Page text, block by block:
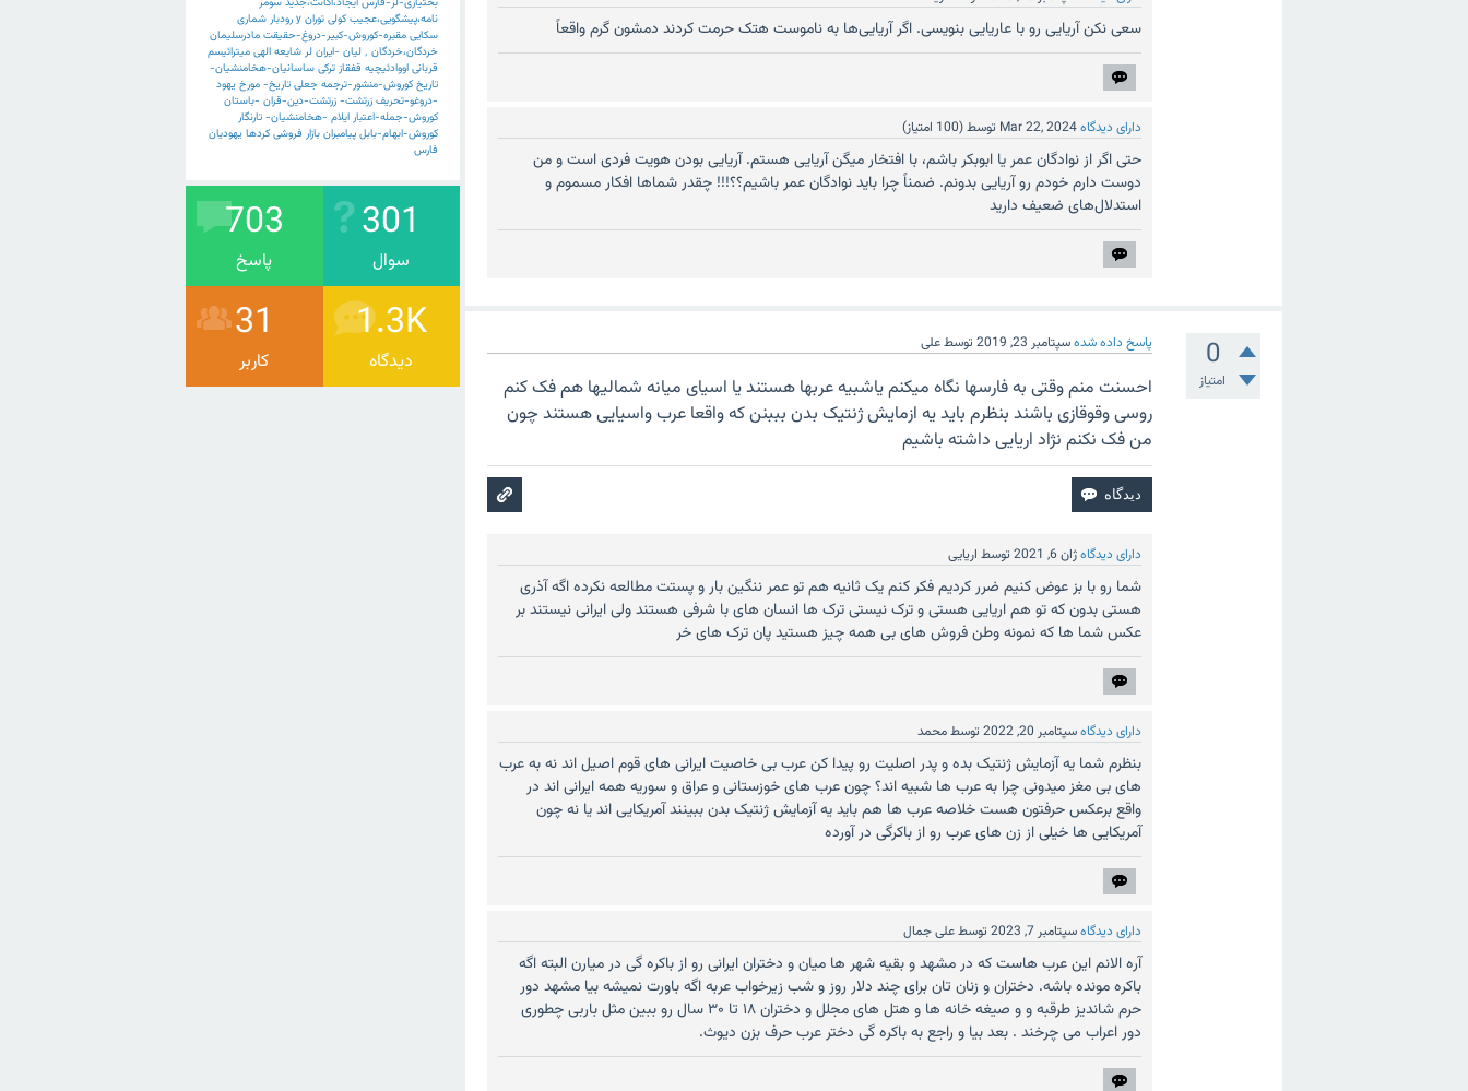
سعی نکن آریایی رو با عاریایی بنویسی. اگر آریایی‌ها به ناموست هتک حرمت کردند دمشون گرم واقعاً
دارای دیدگاهMar 22, 2024 توسط(
100 امتیاز)
حتی اگر از نوادگان عمر یا ابوبکر باشم، با افتخار میگن آریایی هستم. آریایی بودن هویت فردی است و من
دوست دارم خودم رو آریایی بدونم. ضمناً چرا باید نوادگان عمر باشیم؟؟!!! چقدر شماها افکار مسموم و
استدلال‌های ضعیف دارید
0
امتیاز
پاسخ داده شدهسپتامبر 23, 2019 توسطعلى
احسنت منم وقتی به فارسها نگاه میکنم یاشبیه عربها هستند یا اسیای میانه شمالیها هم فک کنم
روسی وقوقازی باشند بنظرم باید یه ازمایش ژنتیک بدن بببنن که واقعا عرب واسیایی هستند چون
من فک نکنم نژاد اریایی داشته باشیم
دارای دیدگاهژان 6, 2021 توسط اریایی
شما رو با بز عوض کنیم ضرر کردیم فکر کنم یک ثانیه هم تو عمر ننگین بار و پستت مطالعه نکرده اگه آذری
هستی بدون که تو هم اریایی هستی و ترک نیستی ترک ها انسان های با شرفی هستند ولی ایرانی نیستند بر
عکس شما ها که نمونه وطن فروش های بی همه چیز هستید پان ترک های خر
دارای دیدگاهسپتامبر 20, 2022 توسطمحمد
بنظرم شما یه آزمایش ژنتیک بده و پدر اصلیت رو پیدا کن عرب بی خاصیت ایرانی های قوم اصیل اند نه به عرب
های بی مغز میدونی چرا به عرب ها شبیه اند؟ چون عرب های خوزستانی و عراق و سوریه همه ایرانی اند در
واقع برعکس حرفتون هست خلاصه عرب ها هم باید یه آزمایش ژنتیک بدن ببینند آمریکایی اند یا نه چون
آمریکایی ها خیلی از زن های عرب رو از باکرگی در آورده
دارای دیدگاهسپتامبر 7, 2023 توسطعلی جمال
آره الانم این عرب هاست که در مشهد و بقیه شهر ها میان و دختران ایرانی رو از باکره گی در میارن البته اگه
باکره مونده باشه. دختران و زنان تان برای چند دلار روز و شب زیرخواب عربه اگه باورت نمیشه بیا مشهد دور
حرم شاندیز طرقبه و و صیغه خانه ها و هتل های مجلل و دختران ۱۸ تا ۳۰ سال رو ببین مثل باربی چطوری
دور اعراب می چرخند . بعد بیا و راجع به باکره گی دختر عرب حرف بزن دیوث.
نامه،پیشگویی،عجیب کولی توران y رودبار شماری
سکایی مقبره-کوروش-کبیر-دروغ-حقیقت مادرسلیمان
خردگان،خردگان ٬ لیان -ایران لر شایعه الهی میترائیسم
قربانی اووادئیچیه قفقاز ترکی ساسانیان-هخامنشیان-
تاریخ کوروش-منشور-ترجمه جعلی تاریخ- مورخ یهود
-دروغو-تحریف زرتشت- زرتشت-دین-قران -باستان
کوروش-جمله-اعتبار ایلام -هخامنشیان- تارنگار
کوروش-ابهام-بابل پیامبران بازار فروشی کردها یهودیان
فارس
301
سوال
703
پاسخ
1.3K
دیدگاه
31
کاربر